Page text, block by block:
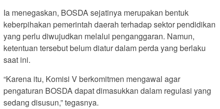
Ia menegaskan, BOSDA sejatinya merupakan bentuk
keberpihakan pemerintah daerah terhadap sektor pendidikan
yang perlu diwujudkan melalui penganggaran. Namun,
ketentuan tersebut belum diatur dalam perda yang berlaku
saat ini.
“Karena itu, Komisi V berkomitmen mengawal agar
pengaturan BOSDA dapat dimasukkan dalam regulasi yang
sedang disusun,” tegasnya.